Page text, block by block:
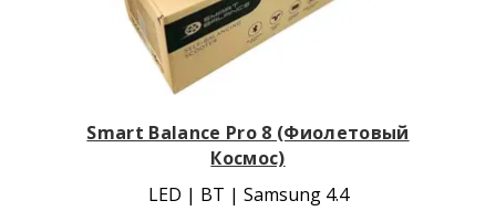
Smart Balance Pro 8 (Фиолетовый
Космос)
LED | BT | Samsung 4.4